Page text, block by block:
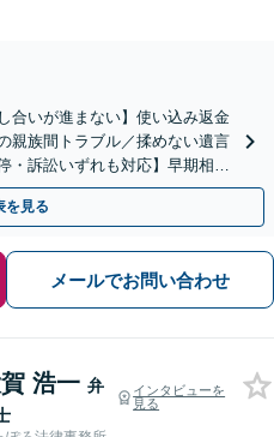
合いが進まない】使い込み返金
親族間トラブル／揉めない遺言
・訴訟いずれも対応】早期相談
結ビル】
を見る
メールでお問い合わせ
浩一 弁
インタビューを
見る